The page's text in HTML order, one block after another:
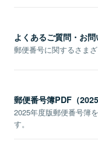
よくあるご質問・お
郵便番号に関するさま
郵便番号簿PDF（2025
2025年度版郵便番号簿
す。